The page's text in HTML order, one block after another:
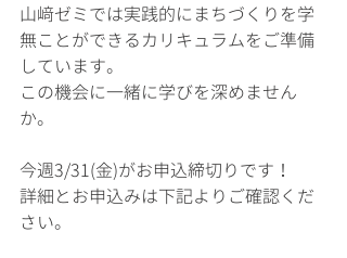
山﨑ゼミでは実践的にまちづくりを学
無ことができるカリキュラムをご準備
しています。
この機会に一緒に学びを深めません
か。
今週3/31(金)がお申込締切りです！
詳細とお申込みは下記よりご確認くだ
さい。